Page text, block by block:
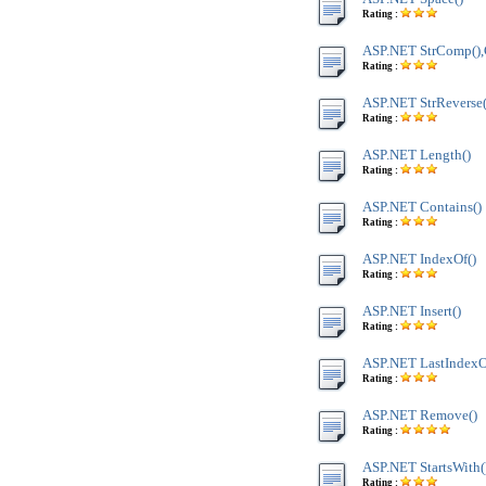
Rating :
ASP.NET
Rating :
ASP.NET
Rating :
ASP.NET Length()
Rating :
ASP.NET Contains()
Rating :
ASP.NET IndexOf()
Rating :
ASP.NET Insert()
Rating :
ASP.NET
Rating :
ASP.NET Remove()
Rating :
ASP.NET
Rating :